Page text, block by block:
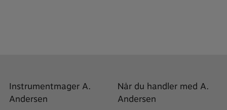
Instrumentmager A.
Andersen
Når du handler med A.
Andersen